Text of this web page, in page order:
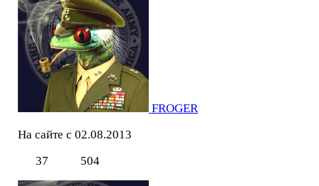
FROGER
На сайте с 02.08.2013
37
504